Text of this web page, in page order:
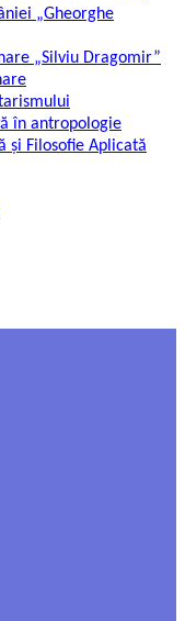
„Gheorghe
„Silviu Dragomir”
în antropologie
și Filosofie Aplicată